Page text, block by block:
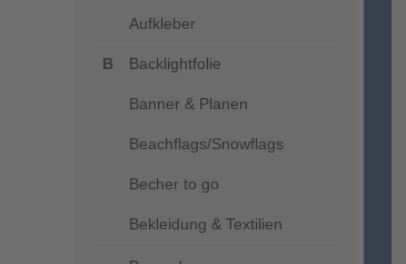
Aufkleber
Backlightfolie
Banner & Planen
Beachflags/Snowflags
Becher to go
Bekleidung & Textilien